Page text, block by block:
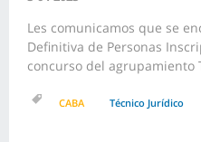
Les comunicamos que se
Definitiva de Personas
concurso del agrupamiento
CABA Técnico Jurídico